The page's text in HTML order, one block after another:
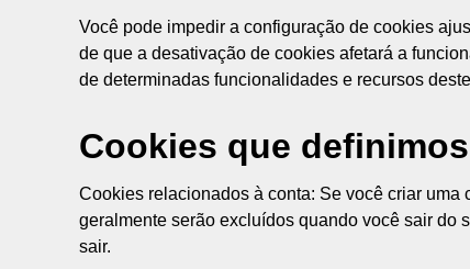
Você pode impedir a configuração de cookies
de que a desativação de cookies afetará a
de determinadas funcionalidades e recursos
Cookies que definimos
Cookies relacionados à conta: Se você criar
geralmente serão excluídos quando você sair do
sair.